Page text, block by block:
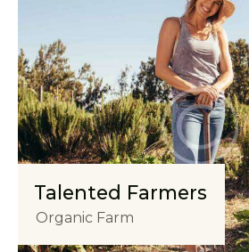
Talented Farmers
Organic Farm